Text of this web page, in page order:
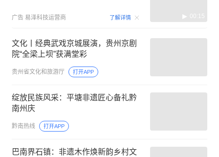
广告 易泽科技运营商 了解详情 00:15
文化丨经典武戏京城展演，贵州京剧
院“全梁上坝”获满堂彩
贵州省文化和旅游厅 打开APP
绽放民族风采：平塘非遗匠心备礼黔
南州庆
黔南热线 打开APP
巴南界石镇：非遗木作焕新韵乡村文